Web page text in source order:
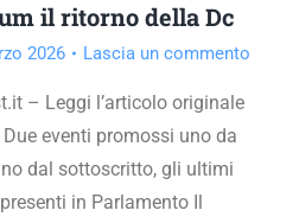
il ritorno della Dc
2026 Lascia un commento
– Leggi l’articolo originale
eventi promossi uno da
dal sottoscritto, gli ultimi
in Parlamento Il